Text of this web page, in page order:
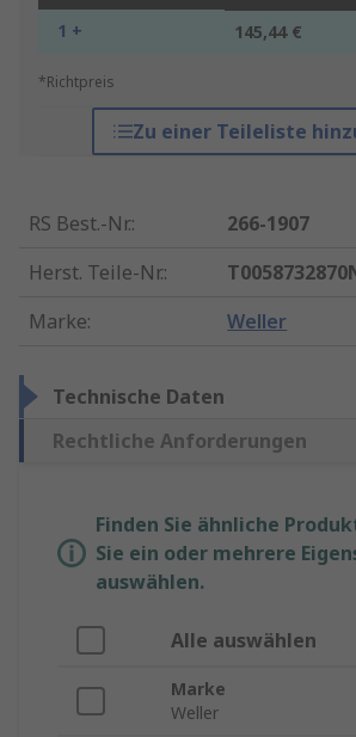
1 + 145,44 €
*Richtpreis
Zu einer Teileliste
RS Best.-Nr.:
266-1907
Herst. Teile-Nr.:
Marke: Weller
Technische Daten
Rechtliche Anforderungen
Finden Sie ähnliche
Sie ein oder mehrere
auswählen.
Alle auswählen
Marke
Weller